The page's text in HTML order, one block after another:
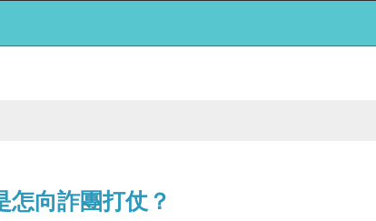
向詐團打仗？